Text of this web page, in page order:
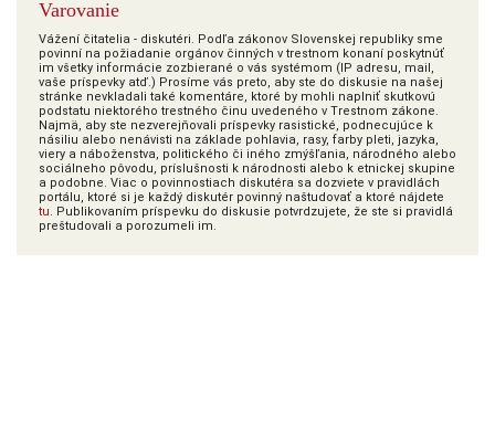
Varovanie
Vážení čitatelia - diskutéri. Podľa zákonov Slovenskej republiky sme
povinní na požiadanie orgánov činných v trestnom konaní poskytnúť
im všetky informácie zozbierané o vás systémom (IP adresu, mail,
vaše príspevky atď.) Prosíme vás preto, aby ste do diskusie na našej
stránke nevkladali také komentáre, ktoré by mohli naplniť skutkovú
podstatu niektorého trestného činu uvedeného v Trestnom zákone.
Najmä, aby ste nezverejňovali príspevky rasistické, podnecujúce k
násiliu alebo nenávisti na základe pohlavia, rasy, farby pleti, jazyka,
viery a náboženstva, politického či iného zmýšľania, národného alebo
sociálneho pôvodu, príslušnosti k národnosti alebo k etnickej skupine
a podobne. Viac o povinnostiach diskutéra sa dozviete v pravidlách
portálu, ktoré si je každý diskutér povinný naštudovať a ktoré nájdete
tu. Publikovaním príspevku do diskusie potvrdzujete, že ste si pravidlá
preštudovali a porozumeli im.